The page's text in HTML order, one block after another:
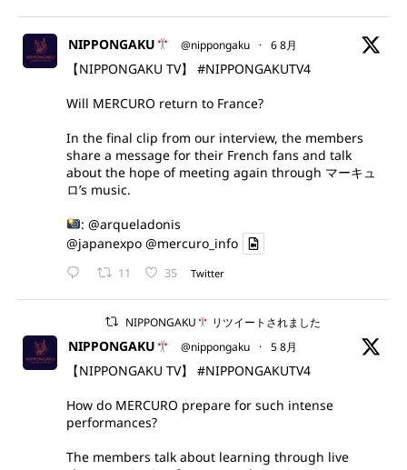
NIPPONGAKU @nippongaku · 6 8月
【NIPPONGAKU TV】 #NIPPONGAKUTV4
Will MERCURO return to France?
In the final clip from our interview, the members
share a message for their French fans and talk
about the hope of meeting again through マーキュ
ロ’s music.
: @arqueladonis
@japanexpo @mercuro_info
11 35 Twitter
NIPPONGAKU リツイートされました
NIPPONGAKU @nippongaku · 5 8月
【NIPPONGAKU TV】 #NIPPONGAKUTV4
How do MERCURO prepare for such intense
performances?
The members talk about learning through live